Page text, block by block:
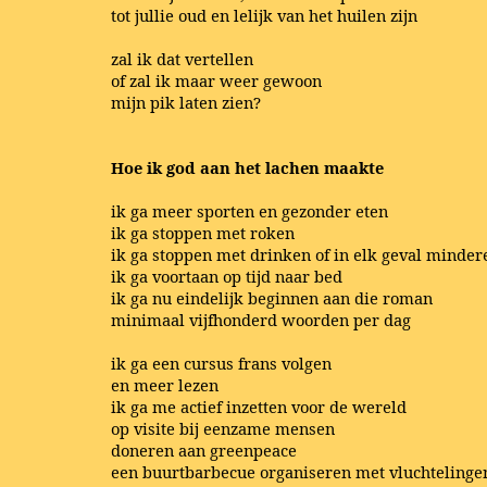
tot jullie oud en lelijk van het huilen zijn
zal ik dat vertellen
of zal ik maar weer gewoon
mijn pik laten zien?
Hoe ik god aan het lachen maakte
ik ga meer sporten en gezonder eten
ik ga stoppen met roken
ik ga stoppen met drinken of in elk geval
ik ga voortaan op tijd naar bed
ik ga nu eindelijk beginnen aan die roman
minimaal vijfhonderd woorden per dag
ik ga een cursus frans volgen
en meer lezen
ik ga me actief inzetten voor de wereld
op visite bij eenzame mensen
doneren aan greenpeace
een buurtbarbecue organiseren met